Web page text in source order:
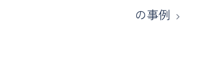
の事例